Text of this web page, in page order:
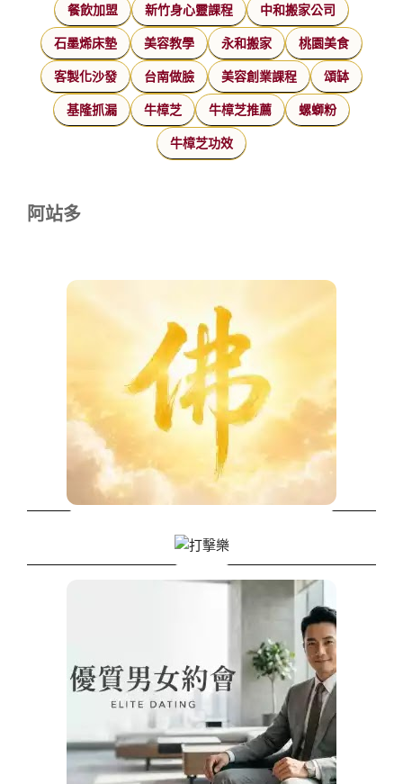
餐飲加盟 新竹身心靈課程 中和搬家公司
石墨烯床墊 美容教學 永和搬家 桃園美食
客製化沙發 台南做臉 美容創業課程 頌缽
基隆抓漏 牛樟芝 牛樟芝推薦 螺螄粉
牛樟芝功效
阿站多